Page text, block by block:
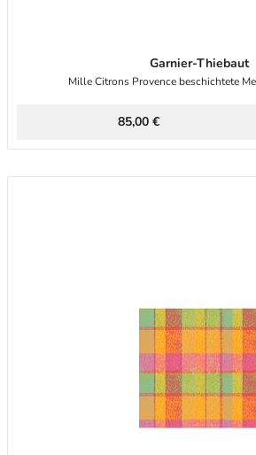
Garnier-Thiebaut
Mille Citrons Provence beschichtete
85,00 €